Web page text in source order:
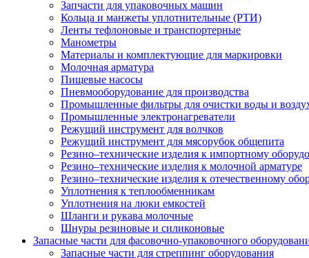
Запчасти для упаковочных машин
Кольца и манжеты уплотнительные (РТИ)
Ленты тефлоновые и транспортерные
Манометры
Материалы и комплектующие для маркировки
Молочная арматура
Пищевые насосы
Пневмооборудование для производства
Промышленные фильтры для очистки воды и
Промышленные электронагреватели
Режущий инструмент для волчков
Режущий инструмент для мясорубок общепита
Резино–технические изделия к импортному
Резино–технические изделия к молочной арматуре
Резино–технические изделия к отечественному
Уплотнения к теплообменникам
Уплотнения на люки емкостей
Шланги и рукава молочные
Шнуры резиновые и силиконовые
Запасные части для фасовочно-упаковочного
Запасные части для стреппинг оборудования